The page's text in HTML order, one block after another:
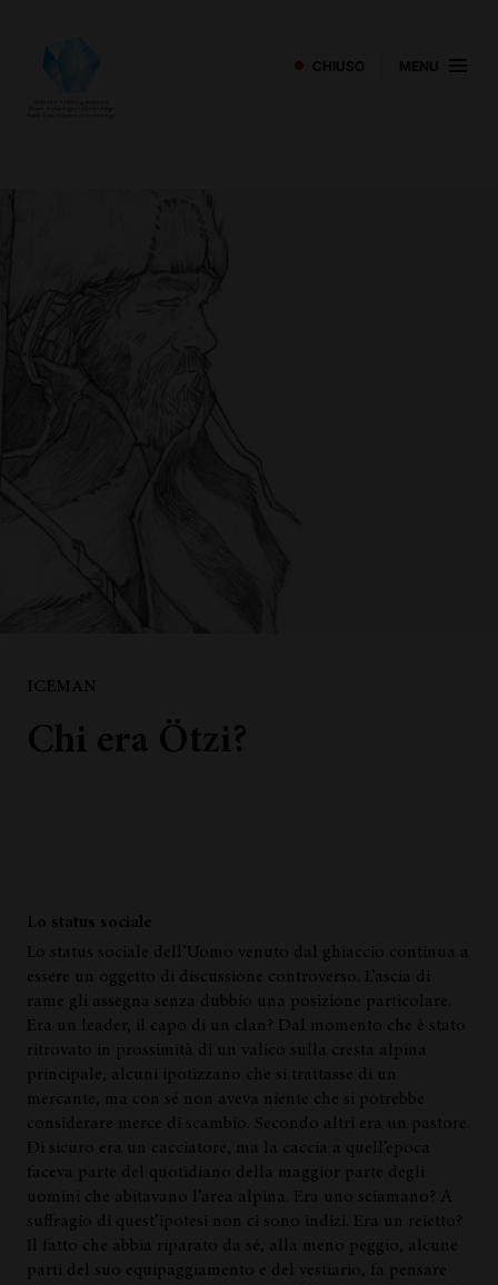
CHIUSO MENU
ICEMAN
Chi era Ötzi?
Lo status sociale
Lo status sociale dell’Uomo venuto dal ghiaccio continua a
essere un oggetto di discussione controverso. L’ascia di
rame gli assegna senza dubbio una posizione particolare.
Era un leader, il capo di un clan? Dal momento che è stato
ritrovato in prossimità di un valico sulla cresta alpina
principale, alcuni ipotizzano che si trattasse di un
mercante, ma con sé non aveva niente che si potrebbe
considerare merce di scambio. Secondo altri era un pastore.
Di sicuro era un cacciatore, ma la caccia a quell’epoca
faceva parte del quotidiano della maggior parte degli
uomini che abitavano l’area alpina. Era uno sciamano? A
suffragio di quest’ipotesi non ci sono indizi. Era un reietto?
Il fatto che abbia riparato da sé, alla meno peggio, alcune
parti del suo equipaggiamento e del vestiario, fa pensare